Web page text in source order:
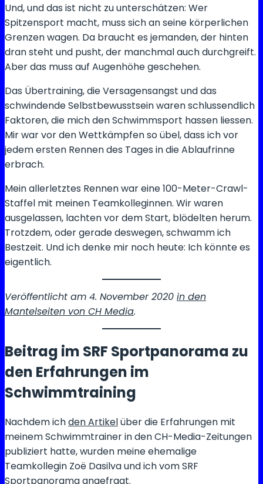
Und, und das ist nicht zu unterschätzen: Wer
Spitzensport macht, muss sich an seine körperlichen
Grenzen wagen. Da braucht es jemanden, der hinten
dran steht und pusht, der manchmal auch durchgreift.
Aber das muss auf Augenhöhe geschehen.
Das Übertraining, die Versagensangst und das
schwindende Selbstbewusstsein waren schlussendlich
Faktoren, die mich den Schwimmsport hassen liessen.
Mir war vor den Wettkämpfen so übel, dass ich vor
jedem ersten Rennen des Tages in die Ablaufrinne
erbrach.
Mein allerletztes Rennen war eine 100-Meter-Crawl-
Staffel mit meinen Teamkolleginnen. Wir waren
ausgelassen, lachten vor dem Start, blödelten herum.
Trotzdem, oder gerade deswegen, schwamm ich
Bestzeit. Und ich denke mir noch heute: Ich könnte es
eigentlich.
Veröffentlicht am 4. November 2020 in den
Mantelseiten von CH Media.
Beitrag im SRF Sportpanorama zu
den Erfahrungen im
Schwimmtraining
Nachdem ichden Artikelüber die Erfahrungen mit
meinem Schwimmtrainer in den CH-Media-Zeitungen
publiziert hatte, wurden meine ehemalige
Teamkollegin Zoë Dasilva und ich vom SRF
Sportpanorama angefragt.